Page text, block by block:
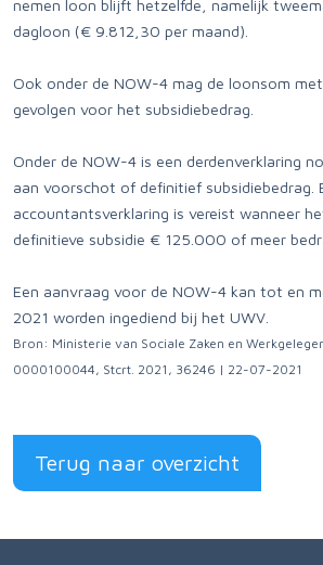
nemen loon blijft hetzelfde, namelijk
dagloon (€ 9.812,30 per maand).
Ook onder de NOW-4 mag de loonsom
gevolgen voor het subsidiebedrag.
Onder de NOW-4 is een derdenverklaring
aan voorschot of definitief subsidiebedrag.
accountantsverklaring is vereist wanneer
definitieve subsidie € 125.000 of meer
Een aanvraag voor de NOW-4 kan tot en
2021 worden ingediend bij het UWV.
Bron: Ministerie van Sociale Zaken en
0000100044, Stcrt. 2021, 36246 | 22-07-2021
Terug naar overzicht